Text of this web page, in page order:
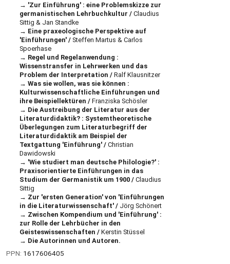
'Zur Einführung' : eine Problemskizze zur
germanistischen Lehrbuchkultur / Claudius
Sittig & Jan Standke
Eine praxeologische Perspektive auf
'Einführungen' / Steffen Martus & Carlos
Spoerhase
Regel und Regelanwendung :
Wissenstransfer in Lehrwerken und das
Problem der Interpretation / Ralf Klausnitzer
Was sie wollen, was sie können :
Kulturwissenschaftliche Einführungen und
ihre Beispiellektüren / Franziska Schösler
Die Austreibung der Literatur aus der
Literaturdidaktik? : Systemtheoretische
Überlegungen zum Literaturbegriff der
Literaturdidaktik am Beispiel der
Textgattung 'Einführung' / Christian
Dawidowski
'Wie studiert man deutsche Philologie?' :
Praxisorientierte Einführungen in das
Studium der Germanistik um 1900 / Claudius
Sittig
Zur 'ersten Generation' von 'Einführungen
in die Literaturwissenschaft' / Jörg Schönert
Zwischen Kompendium und 'Einführung' :
zur Rolle der Lehrbücher in den
Geisteswissenschaften / Kerstin Stüssel
Die Autorinnen und Autoren.
PPN: 1617606405